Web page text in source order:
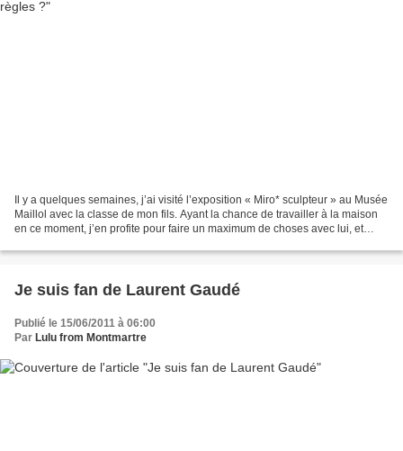
Il y a quelques semaines, j’ai visité l’exposition « Miro* sculpteur » au Musée
Maillol avec la classe de mon fils. Ayant la chance de travailler à la maison
en ce moment, j’en profite pour faire un maximum de choses avec lui, et
Je suis fan de Laurent Gaudé
Publié le 15/06/2011 à 06:00
Par Lulu from Montmartre